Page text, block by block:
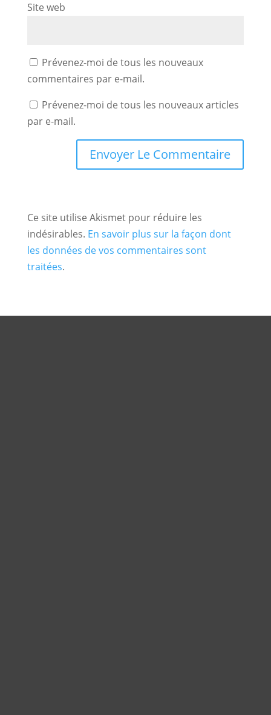
Site web
Prévenez-moi de tous les nouveaux
commentaires par e-mail.
Prévenez-moi de tous les nouveaux articles
par e-mail.
Ce site utilise Akismet pour réduire les
indésirables. En savoir plus sur la façon dont
les données de vos commentaires sont
traitées.